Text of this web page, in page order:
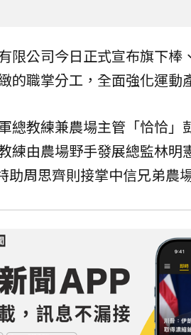
限公司今日正式宣布旗下棒
的職掌分工，全面強化運動
總教練兼農場主管「恰恰」
練由農場野手發展總監林
助周思齊則接掌中信兄弟農